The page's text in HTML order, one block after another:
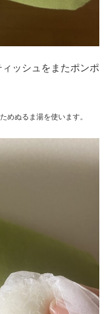
ッシュをまたポンポ
めぬるま湯を使います。